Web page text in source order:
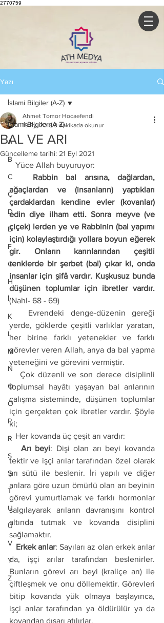
2770759
Yazı
İslami Bilgiler (A-Z)
A
B
C
Ç
D
E
F
G
H
İ
K
L
M
N
O
Ö
P
R
S
Ş
T
U
Ü
V
Y
Z
İslami Bilgiler (A-Z)
BAL VE ARI
Ahmet Tomor Hocaefendi
19 Eyl 2018 3 dakikada okunur
Güncelleme tarihi: 21 Eyl 2021
   Yüce Allah buyuruyor:
   Rabbin bal arısına, dağlardan,
ağaçlardan ve (insanların) yaptıkları
çardaklardan kendine evler (kovanlar)
edin diye ilham etti. Sonra meyve (ve
çiçek) lerden ye ve Rabbinin (bal yapımı
için) kolaylaştırdığı yollara boyun eğerek
gir. Onların karınlarından çeşitli
renklerde bir şerbet (bal) çıkar ki, onda
insanlar için şifâ vardır. Kuşkusuz bunda
düşünen toplumlar için ibretler vardır.
(Nahl- 68 - 69)
   Evrendeki denge-düzenin gereği
yerde, göklerde çeşitli varlıklar yaratan,
her birine farklı yetenekler ve farklı
görevler veren Allah, arıya da bal yapma
yeteneğini ve görevini vermiştir.
toplumsal hayâtı yaşayan bal arılarının
çalışma sisteminde, düşünen toplumlar
için gerçekten çok ibretler vardır. Şöyle
ki;
   Her kovanda üç çeşit arı vardır:
   Arı beyi
: Dişi olan arı beyi kovanda
tektir ve işçi arılar tarafından özel olarak
arı sütü ile beslenir. İri yapılı ve diğer
arılara göre uzun ömürlü olan arı beyinin
görevi yumurtlamak ve farklı hormonlar
salgılayarak arıların davranışını kontrol
altında tutmak ve kovanda disiplini
sağlamaktır.
   Erkek arılar
: Sayıları az olan erkek arılar
da, işçi arılar tarafından beslenirler.
Bunların görevi arı beyi (kraliçe arı) ile
çiftleşmek ve onu döllemektir. Görevleri
bitip kovanda yük olmaya başlayınca,
işçi arılar tarafından ya öldürülür ya da
kovandan dışarı atılırlar.